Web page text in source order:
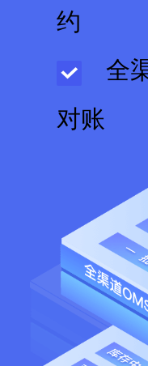
约
全
对账